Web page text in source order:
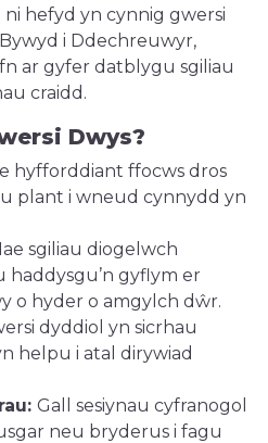
hefyd yn cynnig gwersi
i Ddechreuwyr,
ar gyfer datblygu sgiliau
craidd.
Dwys?
hyfforddiant ffocws dros
plant i wneud cynnydd yn
sgiliau diogelwch
haddysgu’n gyflym er
o hyder o amgylch dŵr.
dyddiol yn sicrhau
helpu i atal dirywiad
Gall sesiynau cyfranogol
neu bryderus i fagu